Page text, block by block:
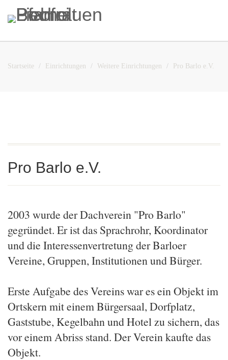
Startseite Einrichtungen Weitere Einrichtungen Pro Barlo e.V.
Pro Barlo e.V.
2003 wurde der Dachverein "Pro Barlo"
gegründet. Er ist das Sprachrohr, Koordinator
und die Interessenvertretung der Barloer
Vereine, Gruppen, Institutionen und Bürger.
Erste Aufgabe des Vereins war es ein Objekt im
Ortskern mit einem Bürgersaal, Dorfplatz,
Gaststube, Kegelbahn und Hotel zu sichern, das
vor einem Abriss stand. Der Verein kaufte das
Objekt.